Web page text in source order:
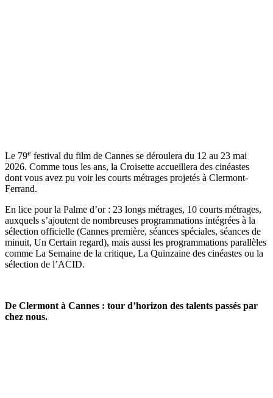
Le 79e festival du film de Cannes se déroulera du 12 au 23 mai
2026. Comme tous les ans, la Croisette accueillera des cinéastes
dont vous avez pu voir les courts métrages projetés à Clermont-
Ferrand.
En lice pour la Palme d’or : 23 longs métrages, 10 courts métrages,
auxquels s’ajoutent de nombreuses programmations intégrées à la
sélection officielle (Cannes première, séances spéciales, séances de
minuit, Un Certain regard), mais aussi les programmations parallèles
comme La Semaine de la critique, La Quinzaine des cinéastes ou la
sélection de l’ACID.
De Clermont à Cannes : tour d’horizon des talents passés par
chez nous.